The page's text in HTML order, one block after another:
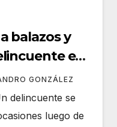
balazos y
en
GONZÁLEZ
delincuente se
luego de